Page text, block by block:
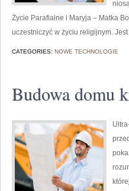
Życie Parafialne i Maryja – Matka
uczestniczyć w życiu religijnym.
CATEGORIES: NOWE TECHNOLOGIE
Budowa domu